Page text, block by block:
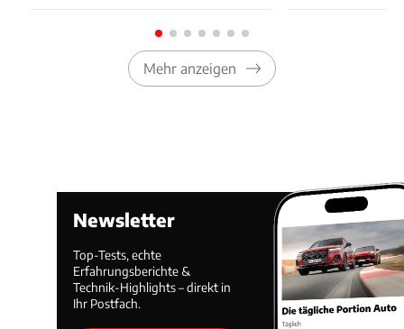
Mehr anzeigen
Newsletter
Top-Tests, echte
Erfahrungsberichte &
Technik-Highlights – direkt in
Ihr Postfach.